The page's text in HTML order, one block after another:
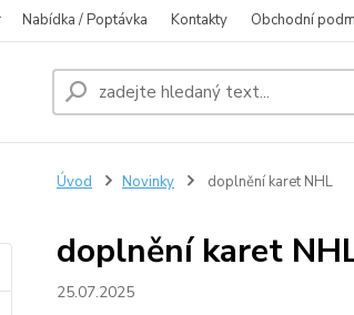
Nabídka / Poptávka Kontakty Obchodní
Úvod Novinky doplnění karet NHL
doplnění karet
25.07.2025